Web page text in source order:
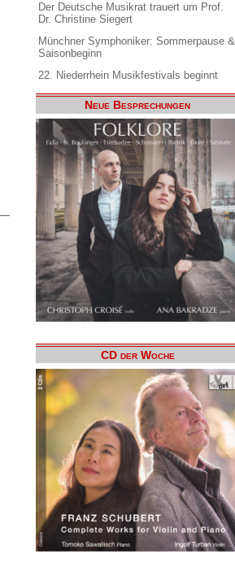
Der Deutsche Musikrat trauert um Prof.
Dr. Christine Siegert
Münchner Symphoniker: Sommerpause &
Saisonbeginn
22. Niederrhein Musikfestivals beginnt
Neue Besprechungen
CD der Woche